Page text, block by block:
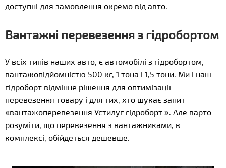
доступні для замовлення окремо від авто.
Вантажні перевезення з гідробортом
У всіх типів наших авто, є автомобілі з гідробортом,
вантажопідйомністю 500 кг, 1 тона і 1,5 тони. Ми і наш
гідроборт відмінне рішення для оптимізації
перевезення товару і для тих, хто шукає запит
«вантажоперевезення Устилуг гідроборт ». Але варто
розуміти, що перевезення з вантажниками, в
комплексі, обійдеться дешевше.